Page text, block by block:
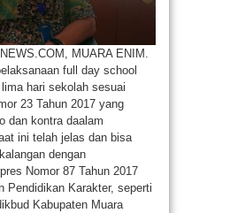
MUARA ENIM.
full day school
hari sekolah sesuai
23 Tahun 2017 yang
dan kontra daalam
ini telah jelas dan bisa
dengan
Nomor 87 Tahun 2017
Pendidikan Karakter, seperti
Kabupaten Muara